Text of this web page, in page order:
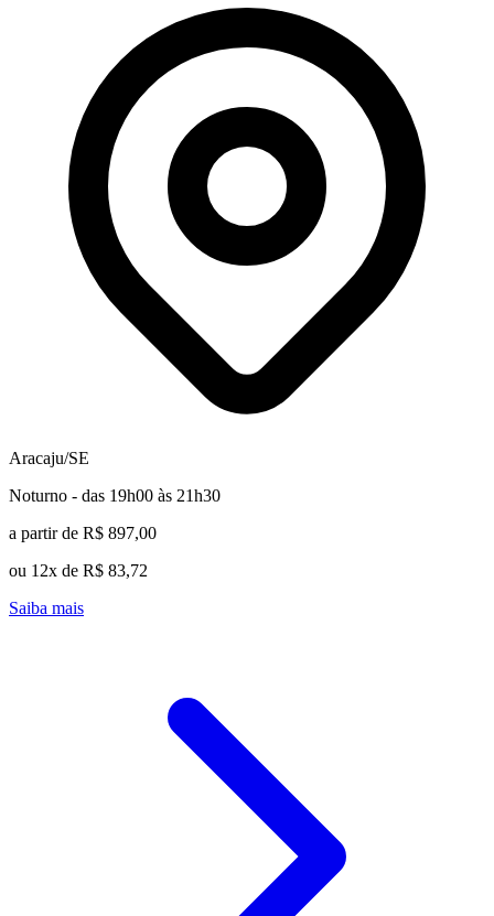
Aracaju/SE
Noturno - das 19h00 às 21h30
a partir de R$ 897,00
ou 12x de R$ 83,72
Saiba mais